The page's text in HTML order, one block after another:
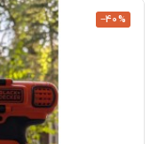
‎−40%